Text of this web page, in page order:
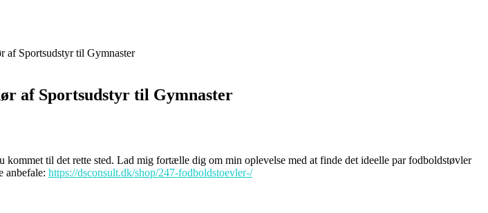
af Sportsudstyr til Gymnaster
af Sportsudstyr til Gymnaster
til det rette sted. Lad mig fortælle dig om min oplevelse med at finde det ideelle par fodboldstøvler
anbefale: https://dsconsult.dk/shop/247-fodboldstoevler-/